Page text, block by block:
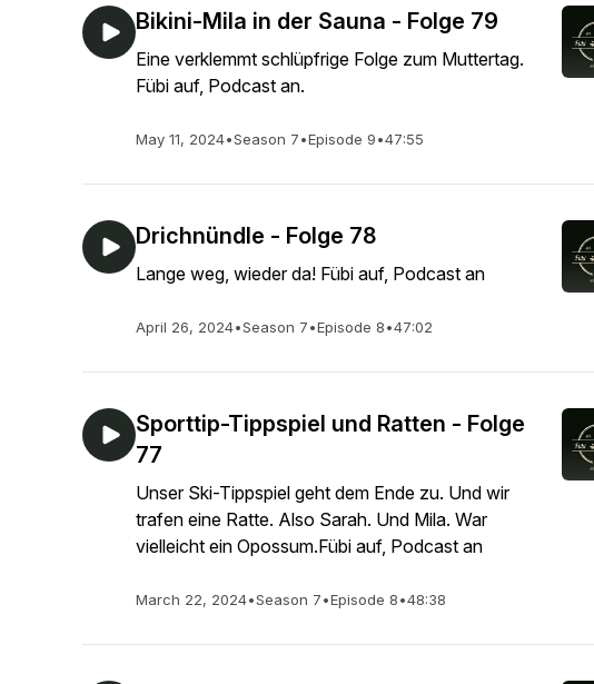
Bikini-Mila in der Sauna - Folge 79
Eine verklemmt schlüpfrige Folge zum Muttertag.
Fübi auf, Podcast an.
May 11, 2024•Season 7•Episode 9•47:55
Drichnündle - Folge 78
Lange weg, wieder da! Fübi auf, Podcast an
April 26, 2024•Season 7•Episode 8•47:02
Sporttip-Tippspiel und Ratten - Folge
77
Unser Ski-Tippspiel geht dem Ende zu. Und wir
trafen eine Ratte. Also Sarah. Und Mila. War
vielleicht ein Opossum.Fübi auf, Podcast an
March 22, 2024•Season 7•Episode 8•48:38